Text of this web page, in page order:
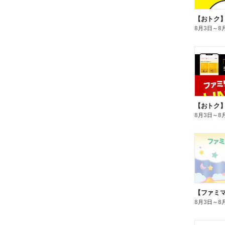
8月3日 ～8
8月3日 ～8
8月3日 ～8